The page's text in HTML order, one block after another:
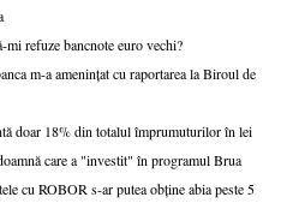
refuze bancnote euro vechi?
m-a amenințat cu raportarea la Biroul de
doar 18% din totalul împrumuturilor în lei
care a "investit" în programul Brua
cu ROBOR s-ar putea obține abia peste 5